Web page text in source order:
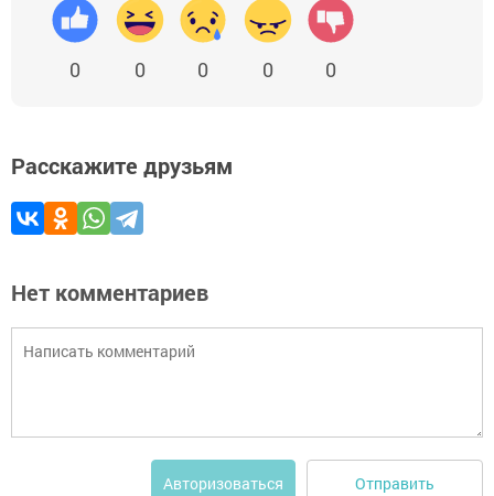
0 0 0 0 0
Расскажите друзьям
Нет комментариев
Авторизоваться Отправить